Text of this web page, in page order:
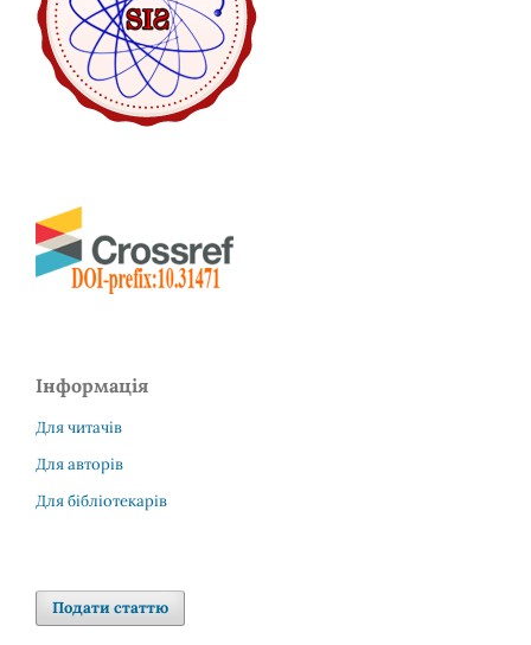
Інформація
Для читачів
Для авторів
Для бібліотекарів
Подати статтю